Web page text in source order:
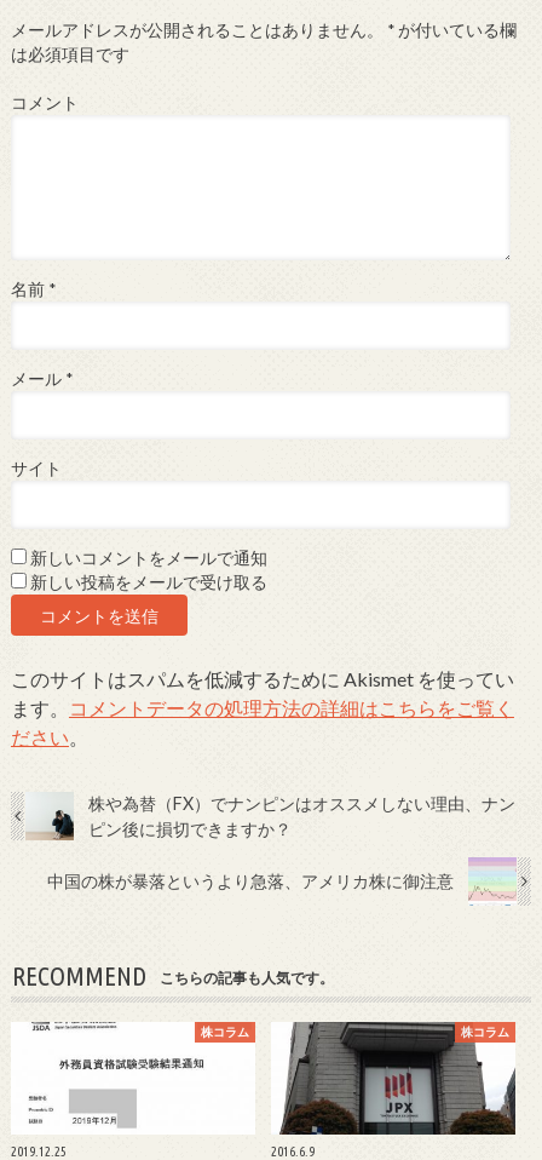
メールアドレスが公開されることはありません。 *が付いている欄
は必須項目です
コメント
名前 *
メール *
サイト
新しいコメントをメールで通知
新しい投稿をメールで受け取る
このサイトはスパムを低減するために Akismet を使ってい
ます。
コメントデータの処理方法の詳細はこちらをご覧く
ださい。
株や為替（FX）でナンピンはオススメしない理由、ナン
ピン後に損切できますか？
中国の株が暴落というより急落、アメリカ株に御注意
RECOMMEND こちらの記事も人気です。
株コラム
2019.12.25
株コラム
2016.6.9